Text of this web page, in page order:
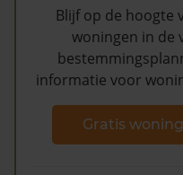
Blijf op de hoogte
woningen in de
informatie voor
Gratis